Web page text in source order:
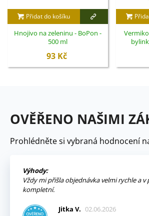
Přidat do košíku
Hnojivo na zeleninu - BoPon -
500 ml
93 Kč
OVĚŘENO NAŠIMI
Prohlédněte si vybraná hodnocení
Výhody:
Vždy mi přišla objednávka velmi rychle a v
kompletní.
Jitka V. 02.06.2026